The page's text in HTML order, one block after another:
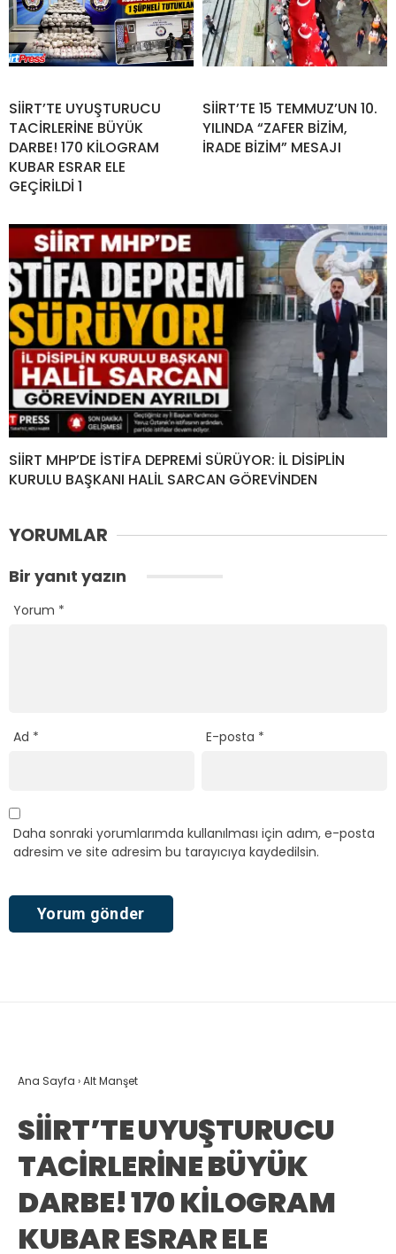
SİİRT’TE UYUŞTURUCU
TACİRLERİNE BÜYÜK
DARBE! 170 KİLOGRAM
KUBAR ESRAR ELE
GEÇİRİLDİ 1
SİİRT’TE 15 TEMMUZ’UN 10.
YILINDA “ZAFER BİZİM,
İRADE BİZİM” MESAJI
SİİRT MHP’DE İSTİFA DEPREMİ SÜRÜYOR: İL DİSİPLİN
KURULU BAŞKANI HALİL SARCAN GÖREVİNDEN
YORUMLAR
Bir yanıt yazın
Yorum *
Ad * E-posta *
Daha sonraki yorumlarımda kullanılması için adım, e-posta
adresim ve site adresim bu tarayıcıya kaydedilsin.
Ana Sayfa ›Alt Manşet
SİİRT’TE UYUŞTURUCU
TACİRLERİNE BÜYÜK
DARBE! 170 KİLOGRAM
KUBAR ESRAR ELE